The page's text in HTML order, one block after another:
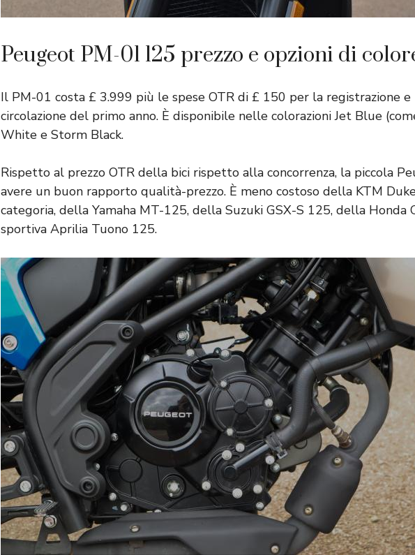
Peugeot PM-01 125 prezzo e opzioni di
Il PM-01 costa £ 3.999 più le spese OTR di £ 150 per la registrazione e
circolazione del primo anno. È disponibile nelle colorazioni Jet Blue
White e Storm Black.
Rispetto al prezzo OTR della bici rispetto alla concorrenza, la piccola
avere un buon rapporto qualità-prezzo. È meno costoso della KTM
categoria, della Yamaha MT-125, della Suzuki GSX-S 125, della Honda
sportiva Aprilia Tuono 125.